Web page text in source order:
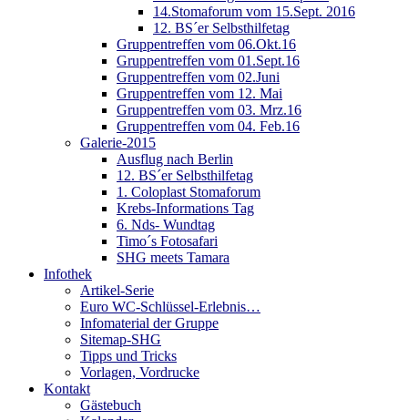
14.Stomaforum vom 15.Sept. 2016
12. BS´er Selbsthilfetag
Gruppentreffen vom 06.Okt.16
Gruppentreffen vom 01.Sept.16
Gruppentreffen vom 02.Juni
Gruppentreffen vom 12. Mai
Gruppentreffen vom 03. Mrz.16
Gruppentreffen vom 04. Feb.16
Galerie-2015
Ausflug nach Berlin
12. BS´er Selbsthilfetag
1. Coloplast Stomaforum
Krebs-Informations Tag
6. Nds- Wundtag
Timo´s Fotosafari
SHG meets Tamara
Infothek
Artikel-Serie
Euro WC-Schlüssel-Erlebnis…
Infomaterial der Gruppe
Sitemap-SHG
Tipps und Tricks
Vorlagen, Vordrucke
Kontakt
Gästebuch